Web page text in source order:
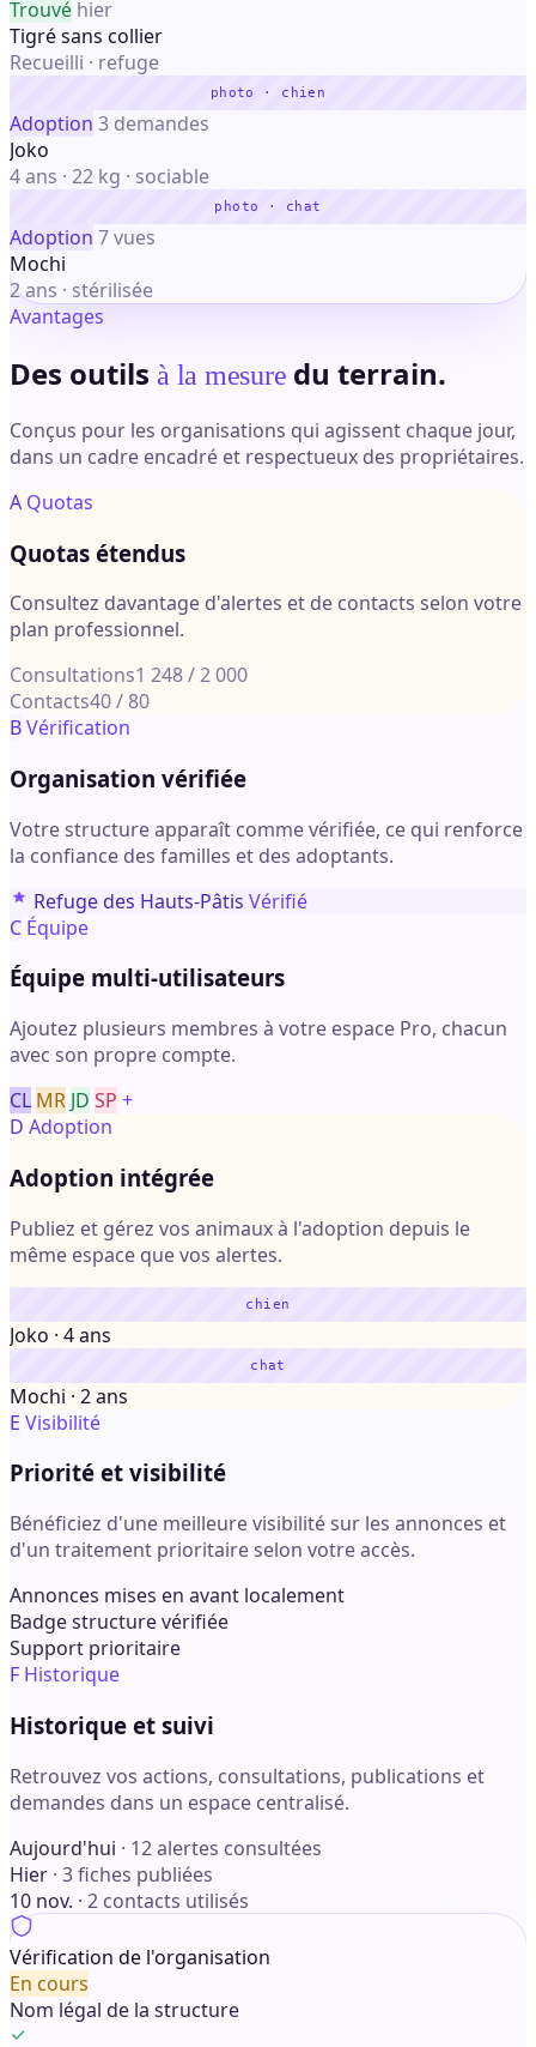
Trouvé hier
Tigré sans collier
Recueilli · refuge
photo · chien
Adoption 3 demandes
Joko
4 ans · 22 kg · sociable
photo · chat
Adoption 7 vues
Mochi
2 ans · stérilisée
Avantages
Des outils à la mesure du terrain.
Conçus pour les organisations qui agissent chaque jour,
dans un cadre encadré et respectueux des propriétaires.
A Quotas
Quotas étendus
Consultez davantage d'alertes et de contacts selon votre
plan professionnel.
Consultations1 248 / 2 000
Contacts40 / 80
BVérification
Organisation vérifiée
Votre structure apparaît comme vérifiée, ce qui renforce
la confiance des familles et des adoptants.
Refuge des Hauts-Pâtis Vérifié
C Équipe
Équipe multi-utilisateurs
Ajoutez plusieurs membres à votre espace Pro, chacun
avec son propre compte.
CL MR JD SP +
D Adoption
Adoption intégrée
Publiez et gérez vos animaux à l'adoption depuis le
même espace que vos alertes.
chien
Joko · 4 ans
chat
Mochi · 2 ans
E Visibilité
Priorité et visibilité
Bénéficiez d'une meilleure visibilité sur les annonces et
d'un traitement prioritaire selon votre accès.
Annonces mises en avant localement
Badge structure vérifiée
Support prioritaire
F Historique
Historique et suivi
Retrouvez vos actions, consultations, publications et
demandes dans un espace centralisé.
Aujourd'hui · 12 alertes consultées
Hier · 3 fiches publiées
10 nov. · 2 contacts utilisés
Vérification de l'organisation
En cours
Nom légal de la structure